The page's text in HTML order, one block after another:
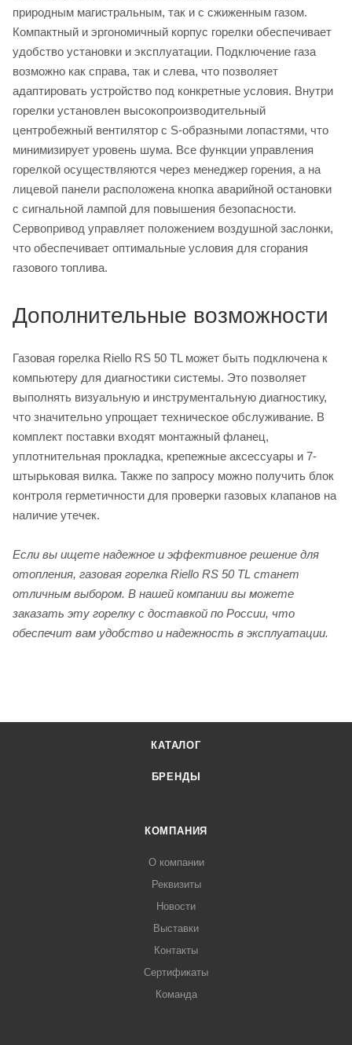
природным магистральным, так и с сжиженным газом.
Компактный и эргономичный корпус горелки обеспечивает
удобство установки и эксплуатации. Подключение газа
возможно как справа, так и слева, что позволяет
адаптировать устройство под конкретные условия. Внутри
горелки установлен высокопроизводительный
центробежный вентилятор с S-образными лопастями, что
минимизирует уровень шума. Все функции управления
горелкой осуществляются через менеджер горения, а на
лицевой панели расположена кнопка аварийной остановки
с сигнальной лампой для повышения безопасности.
Сервопривод управляет положением воздушной заслонки,
что обеспечивает оптимальные условия для сгорания
газового топлива.
Дополнительные возможности
Газовая горелка Riello RS 50 TL может быть подключена к
компьютеру для диагностики системы. Это позволяет
выполнять визуальную и инструментальную диагностику,
что значительно упрощает техническое обслуживание. В
комплект поставки входят монтажный фланец,
уплотнительная прокладка, крепежные аксессуары и 7-
штырьковая вилка. Также по запросу можно получить блок
контроля герметичности для проверки газовых клапанов на
наличие утечек.
Если вы ищете надежное и эффективное решение для
отопления, газовая горелка Riello RS 50 TL станет
отличным выбором. В нашей компании вы можете
заказать эту горелку с доставкой по России, что
обеспечит вам удобство и надежность в эксплуатации.
КАТАЛОГ
БРЕНДЫ
КОМПАНИЯ
О компании
Реквизиты
Новости
Выставки
Контакты
Сертификаты
Команда